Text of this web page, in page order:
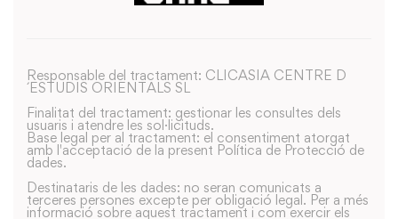
Responsable del tractament: CLICASIA CENTRE D
´ESTUDIS ORIENTALS SL
Finalitat del tractament: gestionar les consultes dels
usuaris i atendre les sol·licituds.
Base legal per al tractament: el consentiment atorgat
amb l'acceptació de la present Política de Protecció de
dades.
Destinataris de les dades: no seran comunicats a
terceres persones excepte per obligació legal. Per a més
informació sobre aquest tractament i com exercir els